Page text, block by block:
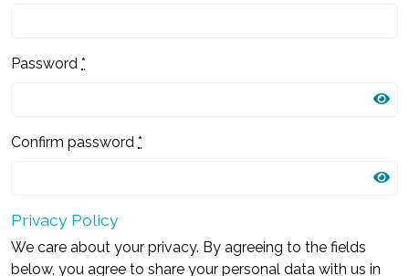
Password *
Confirm password *
Privacy Policy
We care about your privacy. By agreeing to the fields
below, you agree to share your personal data with us in